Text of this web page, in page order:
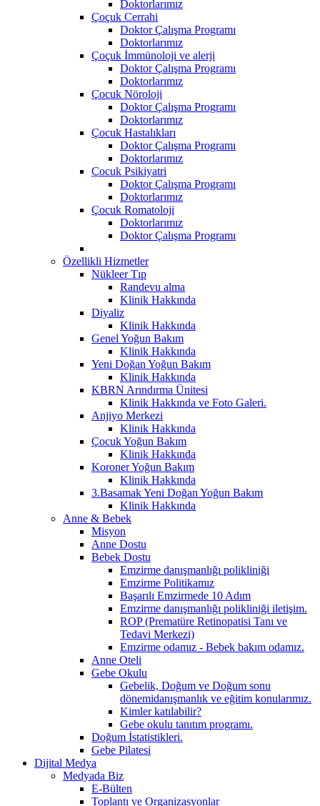
Doktorlarımız
Çoçuk Cerrahi
Doktor Çalışma Programı
Doktorlarımız
Çoçuk İmmünoloji ve alerji
Doktor Çalışma Programı
Doktorlarımız
Çocuk Nöroloji
Doktor Çalışma Programı
Doktorlarımız
Çocuk Hastalıkları
Doktor Çalışma Programı
Doktorlarımız
Çocuk Psikiyatri
Doktor Çalışma Programı
Doktorlarımız
Çocuk Romatoloji
Doktorlarımız
Doktor Çalışma Programı
Özellikli Hizmetler
Nükleer Tıp
Randevu alma
Klinik Hakkında
Diyaliz
Klinik Hakkında
Genel Yoğun Bakım
Klinik Hakkında
Yeni Doğan Yoğun Bakım
Klinik Hakkında
KBRN Arındırma Ünitesi
Klinik Hakkında ve Foto Galeri.
Anjiyo Merkezi
Klinik Hakkında
Çocuk Yoğun Bakım
Klinik Hakkında
Koroner Yoğun Bakım
Klinik Hakkında
3.Basamak Yeni Doğan Yoğun Bakım
Klinik Hakkında
Anne & Bebek
Misyon
Anne Dostu
Bebek Dostu
Emzirme danışmanlığı polikliniği
Emzirme Politikamız
Başarılı Emzirmede 10 Adım
Emzirme danışmanlığı polikliniği iletişim.
ROP (Prematüre Retinopatisi Tanı ve
Tedavi Merkezi)
Emzirme odamız - Bebek bakım odamız.
Anne Oteli
Gebe Okulu
Gebelik, Doğum ve Doğum sonu
dönemidanışmanlık ve eğitim konularımız.
Kimler katılabilir?
Gebe okulu tanıtım programı.
Doğum İstatistikleri.
Gebe Pilatesi
Dijital Medya
Medyada Biz
E-Bülten
Toplantı ve Organizasyonlar